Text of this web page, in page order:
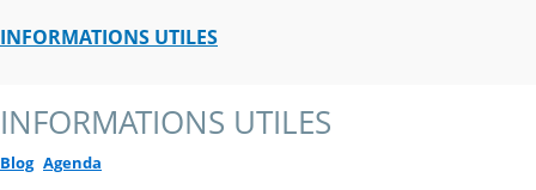
INFORMATIONS UTILES
INFORMATIONS UTILES
Blog Agenda